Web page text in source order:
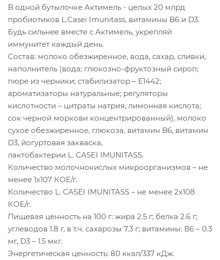
В одной бутылочке Актимель - целых 20 млрд
пробиотиков L.Casei Imunitass, витамины B6 и D3.
Будь сильнее вместе с Актимель, укрепляй
иммунитет каждый день.
Состав: молоко обезжиренное, вода, сахар, сливки,
наполнитель (вода; глюкозно-фруктозный сироп;
пюре из черники; стабилизатор – Е1442;
ароматизаторы натуральные; регуляторы
кислотности – цитраты натрия, лимонная кислота;
сок черной моркови концентрированный), молоко
сухое обезжиренное, глюкоза, витамин B6, витамин
D3, йогуртовая закваска,
лактобактерии L. CASEI IMUNITASS.
Количество молочнокислых микроорганизмов – не
менее 1х107 КОЕ/г.
Количество L. CASEI IMUNITASS – не менее 2х108
КОЕ/г.
Пищевая ценность на 100 г: жира 2.5 г; белка 2.6 г;
углеводов 1.8 г, в т.ч. сахарозы 7.3 г; витамины: В6 – 0.3
мг, D3 – 1.5 мкг.
Энергетическая ценность: 80 ккал/337 кДж.